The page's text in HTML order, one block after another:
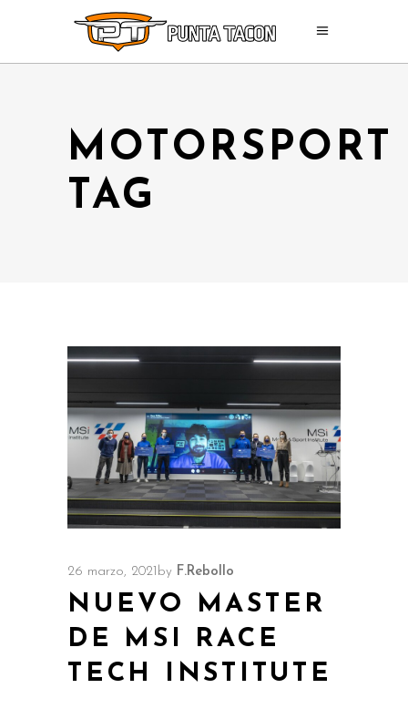
MOTORSPORT
TAG
26 marzo, 2021 by F.Rebollo
NUEVO MASTER
DE MSI RACE
TECH INSTITUTE